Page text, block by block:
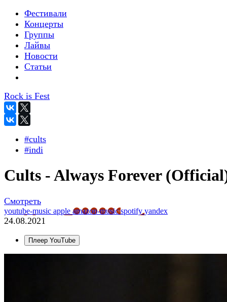
Фестивали
Концерты
Группы
Лайвы
Новости
Статьи
Rock is Fest
#cults
#indi
Cults - Always Forever
Смотреть
youtube-music apple amazon-musicspotifyyandex
24.08.2021
Плеер YouTube